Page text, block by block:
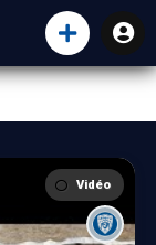
Vidéo